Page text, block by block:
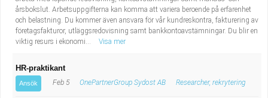
årsbokslut. Arbetsuppgifterna kan komma att variera beroende på erfarenhet
och belastning. Du kommer även ansvara för vår kundreskontra, fakturering av
företagsfakturor, utläggsredovisning samt bankkontoavstämningar. Du blir en
viktig resurs i ekonomi...
Visa mer
HR-praktikant
Ansök Feb 5 OnePartnerGroup Sydost AB Researcher, rekrytering